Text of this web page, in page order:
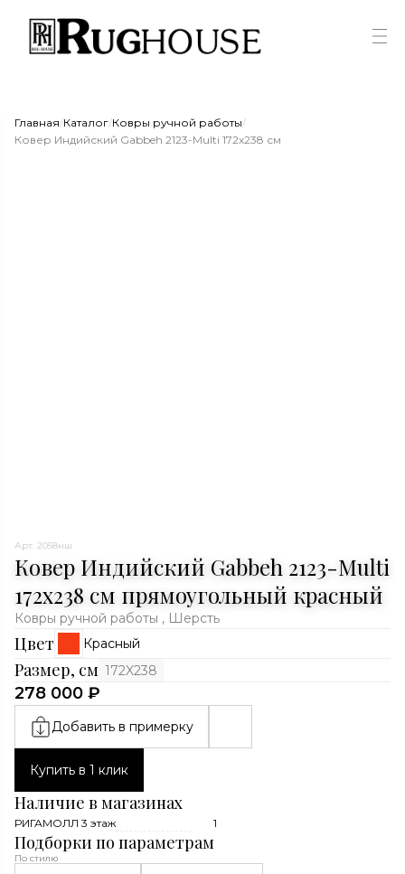
Главная/Каталог/Ковры ручной работы/
Ковер Индийский Gabbeh 2123-Multi 172x238 см
Арт. 2058нш
Ковер Индийский Gabbeh 2123-Multi
172x238 см прямоугольный красный
Ковры ручной работы , Шерсть
Цвет Красный
Размер, см 172X238
278 000 ₽
Добавить в примерку
Купить в 1 клик
Наличие в магазинах
РИГАМОЛЛ 3 этаж 1
Подборки по параметрам
По стилю